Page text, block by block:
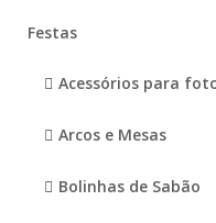
Festas
Acessórios para
Arcos e Mesas
Bolinhas de Sabão